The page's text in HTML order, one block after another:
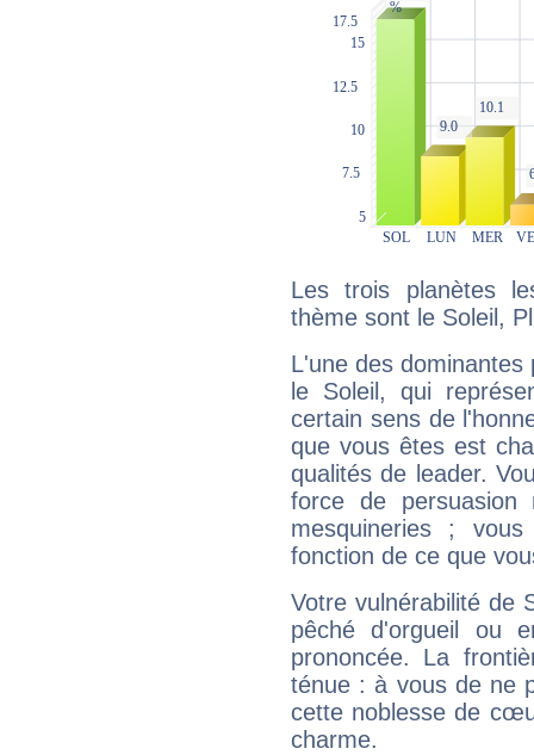
Les trois planètes
thème sont le Soleil,
L'une des
le Soleil, qui
certain sens de
que vous êtes est
qualités de leader.
force de
mesquineries ;
fonction de ce que
Votre vulnérabilité de
pêché d'orgueil ou
prononcée. La
ténue : à vous de ne
cette noblesse de
charme.